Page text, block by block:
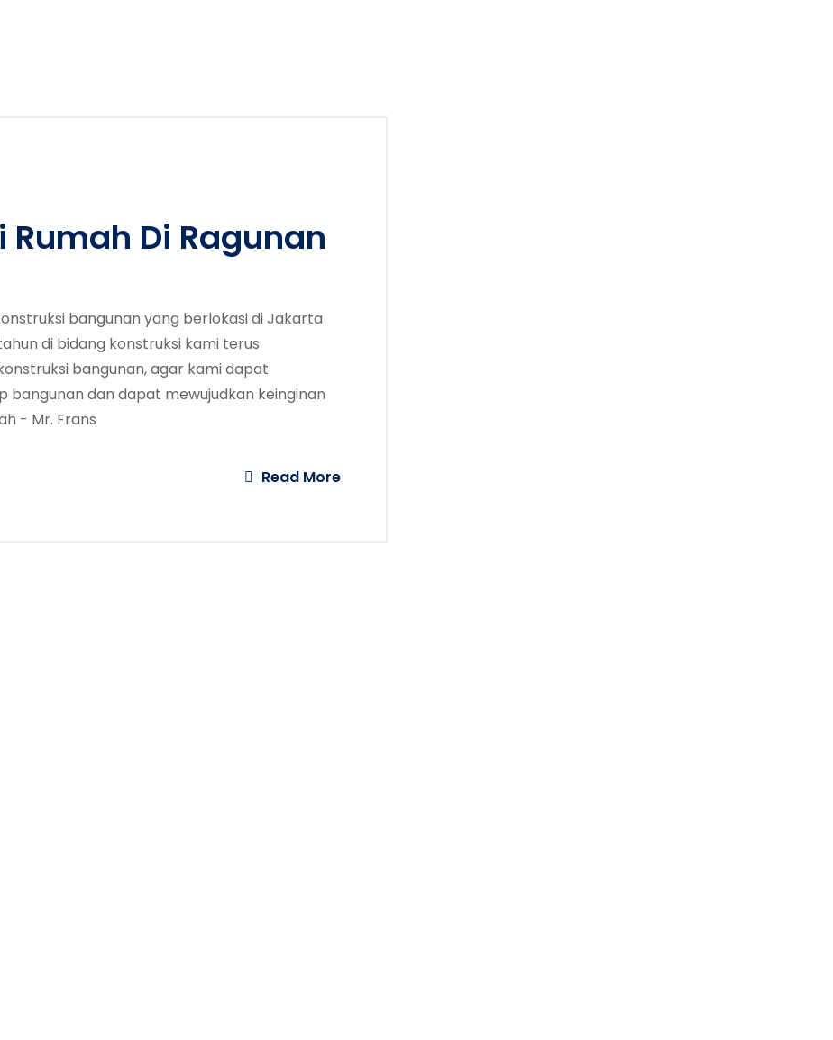
Di Ragunan
bangunan yang berlokasi di Jakarta
di bidang konstruksi kami terus
bangunan, agar kami dapat
bangunan dan dapat mewujudkan keinginan
- Mr. Frans
Read More